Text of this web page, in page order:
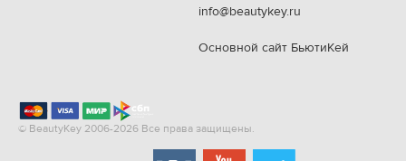
info@beautykey.ru
Основной сайт БьютиКей
© BeautyKey 2006-2026 Все права защищены.